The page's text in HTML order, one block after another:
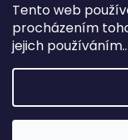
Tento web
procházením
jejich
Facebook
Copyright 2026